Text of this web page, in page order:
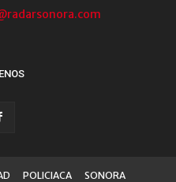
POLICIACA SONORA